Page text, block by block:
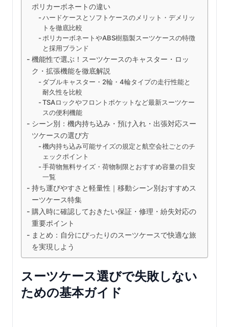
ポリカーボネートの違い
ハードケースとソフトケースのメリット・デメリッ
トを徹底比較
ポリカーボネートやABS樹脂製スーツケースの特徴
と採用ブランド
機能性で選ぶ！スーツケースのキャスター・ロッ
ク・拡張機能を徹底解説
ダブルキャスター・2輪・4輪タイプの走行性能と
耐久性を比較
TSAロックやフロントポケットなど最新スーツケー
スの便利機能
シーン別：機内持ち込み・預け入れ・出張対応スー
ツケースの選び方
機内持ち込み可能サイズの規定と航空会社ごとのチ
ェックポイント
手荷物無料サイズ・荷物制限とおすすめ容量の目安
一覧
持ち運びやすさと軽量性｜移動シーン別おすすめス
ーツケース特集
購入時に確認しておきたい保証・修理・紛失対応の
重要ポイント
まとめ：自分にぴったりのスーツケースで快適な旅
を実現しよう
スーツケース選びで失敗しない
ための基本ガイド